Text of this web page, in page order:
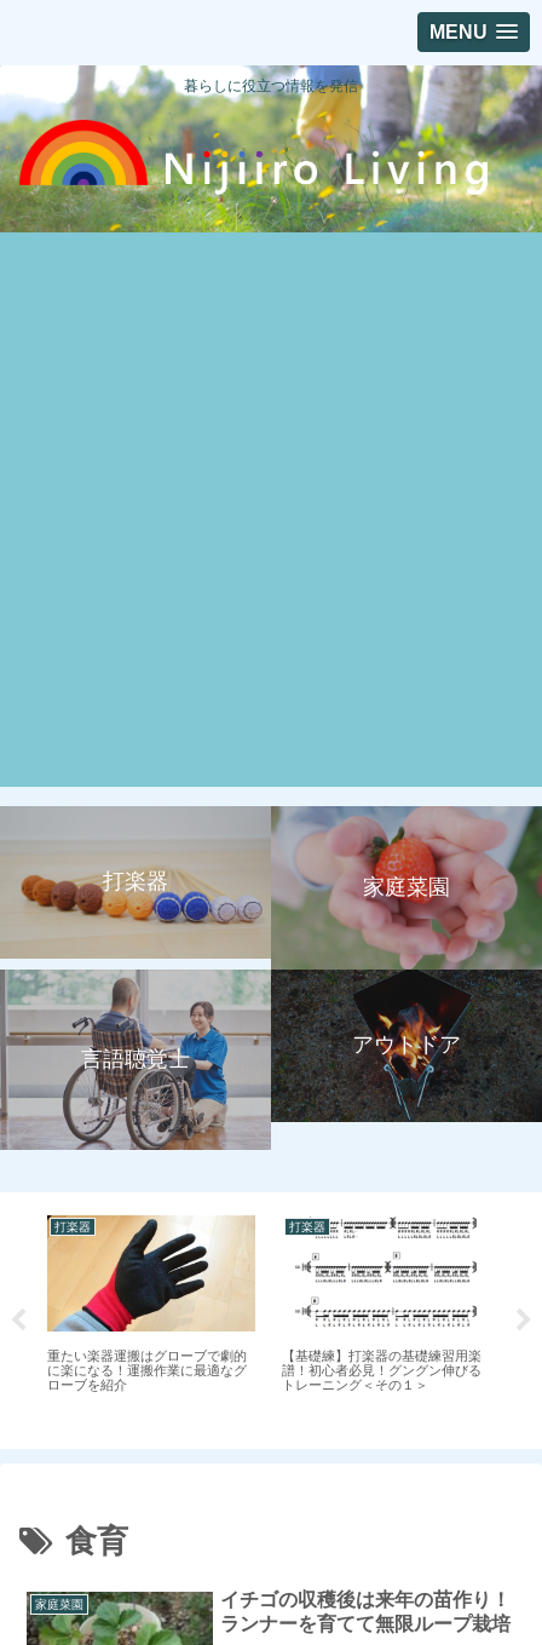
MENU
暮らしに役立つ情報を発信
打楽器 家庭菜園
言語聴覚士
アウトドア
打楽器
重たい楽器運搬はグローブで劇的
に楽になる！運搬作業に最適なグ
ローブを紹介
打楽器
【基礎練】打楽器の基礎練習用楽
譜！初心者必見！グングン伸びる
トレーニング＜その１＞
食育
家庭菜園
イチゴの収穫後は来年の苗作り！
ランナーを育てて無限ループ栽培